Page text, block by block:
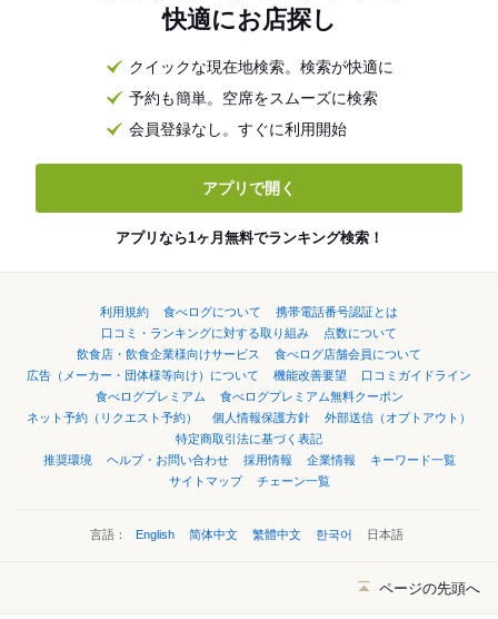
快適にお店探し
クイックな現在地検索。検索が快適に
予約も簡単。空席をスムーズに検索
会員登録なし。すぐに利用開始
アプリで開く
アプリなら1ヶ月無料でランキング検索！
利用規約 食べログについて
携帯電話番号認証とは
口コミ・ランキングに対する取り組み
点数について
飲食店・飲食企業様向けサービス
食べログ店舗会員について
広告（メーカー・団体様等向け）について
機能改善要望
口コミガイドライン
食べログプレミアム
食べログプレミアム無料クーポン
ネット予約（リクエスト予約）
個人情報保護方針
外部送信（オプトアウト）
特定商取引法に基づく表記
推奨環境
ヘルプ・お問い合わせ 採用情報 企業情報
キーワード一覧
サイトマップ
チェーン一覧
言語： English 简体中文 繁體中文 한국어 日本語
ページの先頭へ